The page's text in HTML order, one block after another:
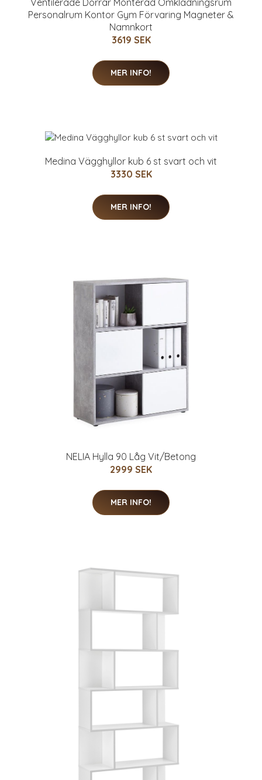
Personalrum Kontor Gym Förvaring Magneter &
Namnkort
3619 SEK
MER INFO!
Medina Vägghyllor kub 6 st svart och vit
3330 SEK
MER INFO!
NELIA Hylla 90 Låg Vit/Betong
2999 SEK
MER INFO!